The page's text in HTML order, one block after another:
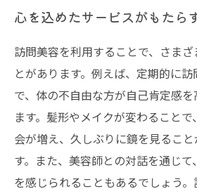
心を込めたサービスがもたら
訪問美容を利用することで、さま
とがあります。例えば、定期的に
で、体の不自由な方が自己肯定感
ます。髪形やメイクが変わること
会が増え、久しぶりに鏡を見るこ
す。また、美容師との対話を通じて
を感じられることもあるでしょう